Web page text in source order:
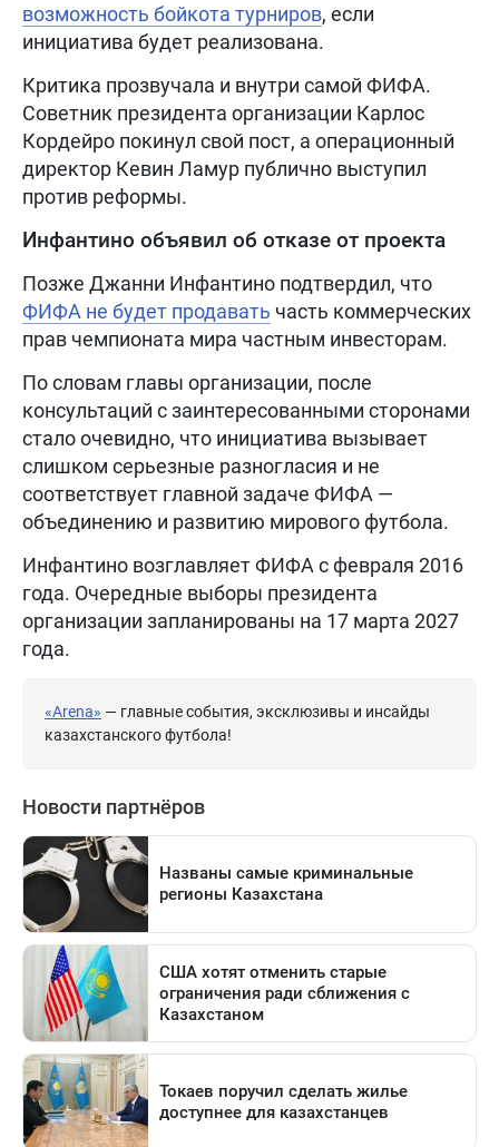
возможность бойкота турниров, если
инициатива будет реализована.
Критика прозвучала и внутри самой ФИФА.
Советник президента организации Карлос
Кордейро покинул свой пост, а операционный
директор Кевин Ламур публично выступил
против реформы.
Инфантино объявил об отказе от проекта
Позже Джанни Инфантино подтвердил, что
ФИФА не будет продавать часть коммерческих
прав чемпионата мира частным инвесторам.
По словам главы организации, после
консультаций с заинтересованными сторонами
стало очевидно, что инициатива вызывает
слишком серьезные разногласия и не
соответствует главной задаче ФИФА —
объединению и развитию мирового футбола.
Инфантино возглавляет ФИФА с февраля 2016
года. Очередные выборы президента
организации запланированы на 17 марта 2027
года.
«Arena» — главные события, эксклюзивы и инсайды
казахстанского футбола!